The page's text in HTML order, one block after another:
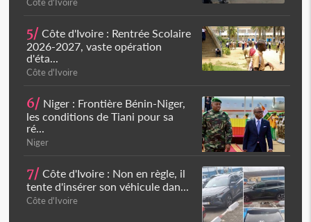
5/ Côte d'Ivoire : Rentrée Scolaire
2026-2027, vaste opération
d'éta...
Côte d'Ivoire
6/ Niger : Frontière Bénin-Niger,
les conditions de Tiani pour sa
ré...
Niger
7/ Côte d'Ivoire : Non en règle, il
tente d'insérer son véhicule dan...
Côte d'Ivoire